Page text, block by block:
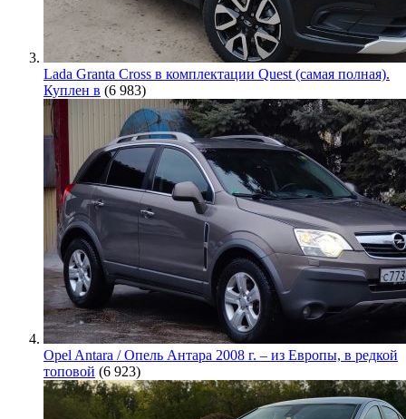
Lada Granta Cross в комплектации Quest (самая полная).
Куплен в (6 983)
Opel Antara / Опель Антара 2008 г. – из Европы, в редкой
топовой (6 923)